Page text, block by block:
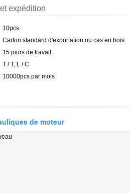
expédition
10pcs
Carton standard d'exportation ou cas en bois
15 jours de travail
T / T, L / C
10000pcs par mois
de moteur